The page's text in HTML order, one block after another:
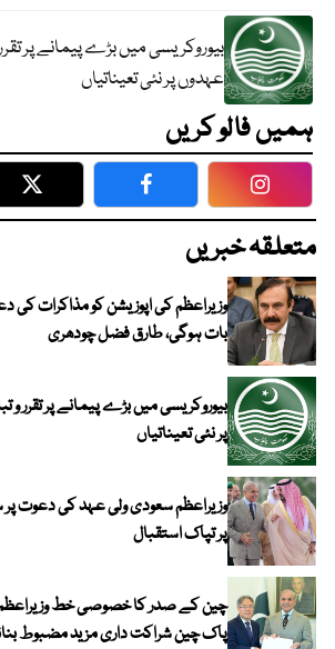
بیوروکریسی میں بڑے پیمانے پر
عہدوں پر نئی تعیناتیاں
ہمیں فالو کریں
Twitter Facebook
متعلقہ خبریں
وزیراعظم کی اپوزیشن کو مذاکرات کی
بات ہوگی، طارق فضل چودھری
بیوروکریسی میں بڑے پیمانے پر تقرر و
پر نئی تعیناتیاں
وزیراعظم سعودی ولی عہد کی دعوت
پر تپاک استقبال
چین کے صدر کا خصوصی خط وزیراعظم
پاک چین شراکت داری مزید مضبوط